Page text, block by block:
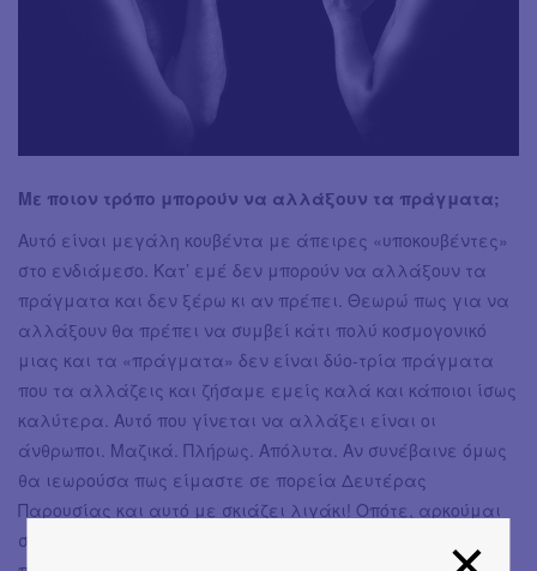
Με ποιον τρόπο μπορούν να αλλάξουν τα πράγματα;
Αυτό είναι μεγάλη κουβέντα με άπειρες «υποκουβέντες»
στο ενδιάμεσο. Κατ’ εμέ δεν μπορούν να αλλάξουν τα
πράγματα και δεν ξέρω κι αν πρέπει. Θεωρώ πως για να
αλλάξουν θα πρέπει να συμβεί κάτι πολύ κοσμογονικό
μιας και τα «πράγματα» δεν είναι δύο-τρία πράγματα
που τα αλλάζεις και ζήσαμε εμείς καλά και κάποιοι ίσως
καλύτερα. Αυτό που γίνεται να αλλάξει είναι οι
άνθρωποι. Μαζικά. Πλήρως. Απόλυτα. Αν συνέβαινε όμως
θα ιεωρούσα πως είμαστε σε πορεία Δευτέρας
Παρουσίας και αυτό με σκιάζει λιγάκι! Οπότε, αρκούμαι
στο να μπορώ να αλλάζω εμένα όσο πιο πολύ μπορώ